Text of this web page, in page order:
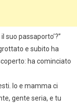
suo passaporto’?”
e subito ha
ha cominciato
Io e mamma ci
gente seria, e tu